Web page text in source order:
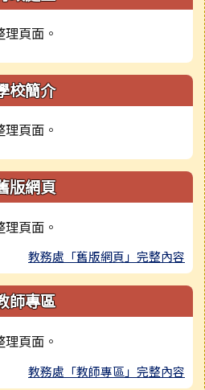
頁面。
校簡介
頁面。
版網頁
頁面。
教務處「舊版網頁」完整內容
師專區
頁面。
教務處「教師專區」完整內容